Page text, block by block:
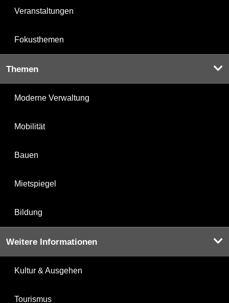
Veranstaltungen
Fokusthemen
Themen
Moderne Verwaltung
Mobilität
Bauen
Mietspiegel
Bildung
Weitere Informationen
Kultur & Ausgehen
Tourismus